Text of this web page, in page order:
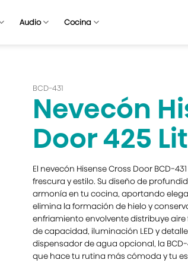
Audio Cocina
BCD-431
Nevecón
Door 425
El nevecón Hisense Cross Door BCD-
frescura y estilo. Su diseño de
armonía en tu cocina, aportando
elimina la formación de hielo y
enfriamiento envolvente distribuye
de capacidad, iluminación LED y
dispensador de agua opcional, la
que hace tu rutina más cómoda y tu